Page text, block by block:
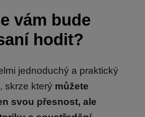
vám bude
hodit?
jednoduchý a praktický
skrze který můžete
svou přesnost, ale